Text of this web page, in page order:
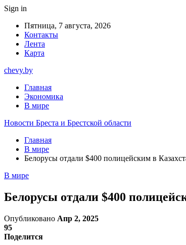
Sign in
Пятница, 7 августа, 2026
Контакты
Лента
Карта
chevy.by
Главная
Экономика
В мире
Новости Бреста и Брестской области
Главная
В мире
Белорусы отдали $400 полицейским в
В мире
Белорусы отдали $400
Опубликовано Апр 2, 2025
95
Поделится